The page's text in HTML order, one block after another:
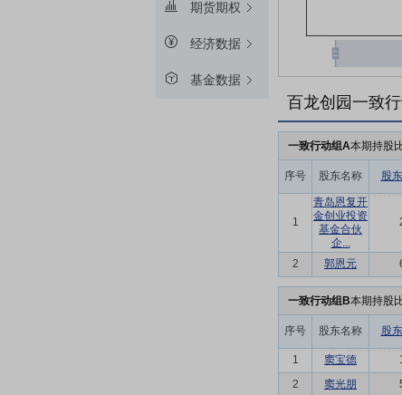
期货期权
经济数据
基金数据
百龙创园一致行
一致行动组A本期持股
序号 股东名称 股
1
青岛恩复开
金创业投资
基金合伙
企...
2 郭恩元
一致行动组B本期持股
序号 股东名称 股
1 窦宝德
2
窦光朋